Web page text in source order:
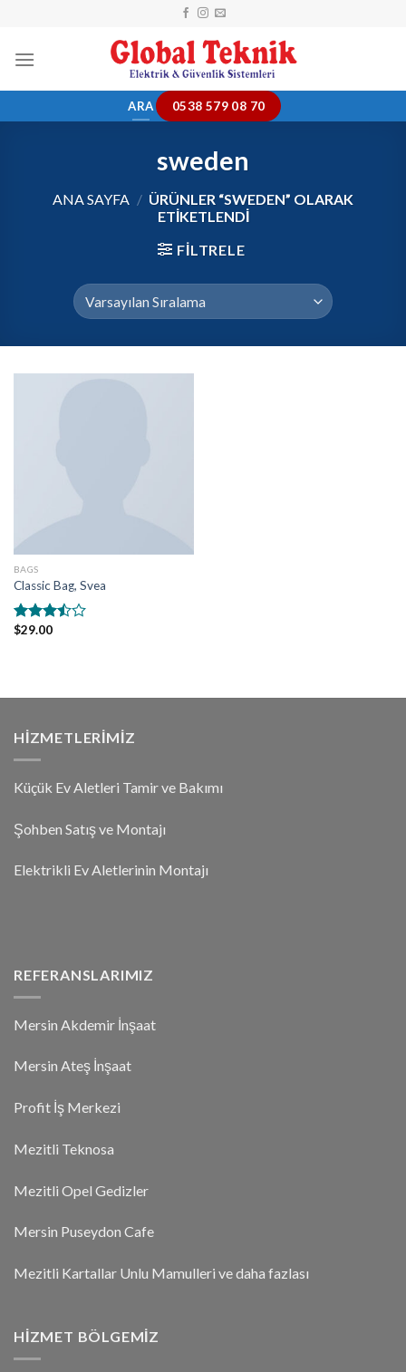
content
ARA 0538 579 08 70
sweden
ANA SAYFA / ÜRÜNLER “SWEDEN” OLARAK
ETIKETLENDI
FILTRELE
BAGS
Classic Bag, Svea
5
$29.00
HIZMETLERIMIZ
Küçük Ev Aletleri Tamir ve Bakımı
Şohben Satış ve Montajı
Elektrikli Ev Aletlerinin Montajı
REFERANSLARIMIZ
Mersin Akdemir İnşaat
Mersin Ateş İnşaat
Profit İş Merkezi
Mezitli Teknosa
Mezitli Opel Gedizler
Mersin Puseydon Cafe
Mezitli Kartallar Unlu Mamulleri ve daha fazlası
HIZMET BÖLGEMIZ